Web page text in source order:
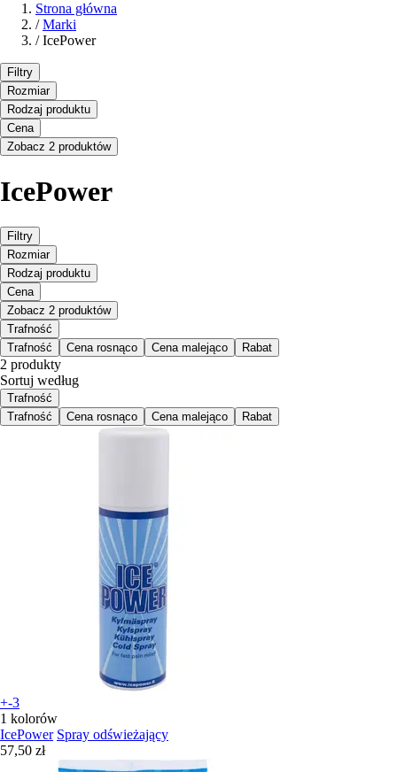
Strona główna
/ Marki
/ IcePower
Filtry
Rozmiar
Rodzaj produktu
Cena
Zobacz 2 produktów
IcePower
Filtry
Rozmiar
Rodzaj produktu
Cena
Zobacz 2 produktów
Trafność
Trafność
Cena rosnąco Cena malejąco Rabat
2 produkty
Sortuj według
Trafność
Trafność
Cena rosnąco Cena malejąco Rabat
+-3
1 kolorów
IcePower Spray odświeżający
57,50 zł